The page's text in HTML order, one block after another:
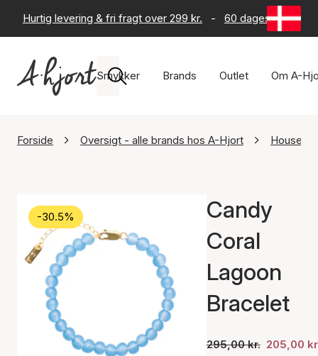
Hurtig levering & fri fragt over 299 kr. - 60 dages returret
Smykker Brands Outlet Om A-
Forside Oversigt - alle brands hos A-Hjort House
-30.5%
Candy
Coral
Lagoon
Bracelet
295,00 kr. 205,00